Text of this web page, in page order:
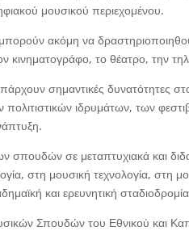
μουσικού περιεχομένου.
ακόμη να
κινηματογράφο, το θέατρο, την
σημαντικές δυνατότητες
πολιτιστικών ιδρυμάτων, των
σπουδών σε μεταπτυχιακά και
στη μουσική τεχνολογία, στη
και ερευνητική
Σπουδών του Εθνικού και